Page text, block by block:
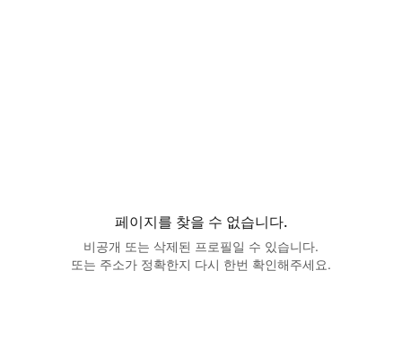
페이지를 찾을 수 없습니다.
비공개 또는 삭제된 프로필일 수 있습니다.
또는 주소가 정확한지 다시 한번 확인해주세요.